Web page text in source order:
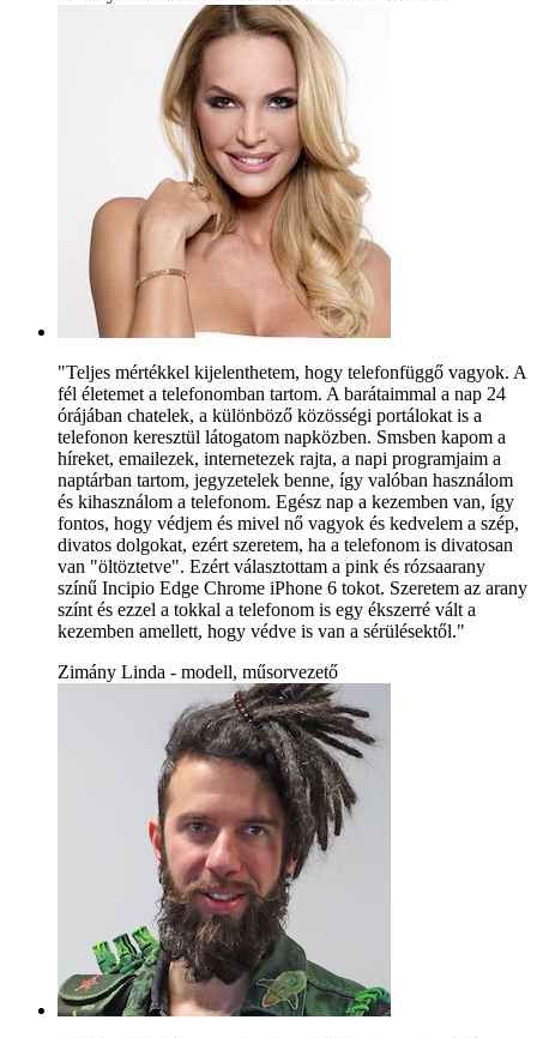
"Teljes mértékkel kijelenthetem, hogy telefonfüggő vagyok. A
fél életemet a telefonomban tartom. A barátaimmal a nap 24
órájában chatelek, a különböző közösségi portálokat is a
telefonon keresztül látogatom napközben. Smsben kapom a
híreket, emailezek, internetezek rajta, a napi programjaim a
naptárban tartom, jegyzetelek benne, így valóban használom
és kihasználom a telefonom. Egész nap a kezemben van, így
fontos, hogy védjem és mivel nő vagyok és kedvelem a szép,
divatos dolgokat, ezért szeretem, ha a telefonom is divatosan
van "öltöztetve". Ezért választottam a pink és rózsaarany
színű Incipio Edge Chrome iPhone 6 tokot. Szeretem az arany
színt és ezzel a tokkal a telefonom is egy ékszerré vált a
kezemben amellett, hogy védve is van a sérülésektől."
Zimány Linda - modell, műsorvezető